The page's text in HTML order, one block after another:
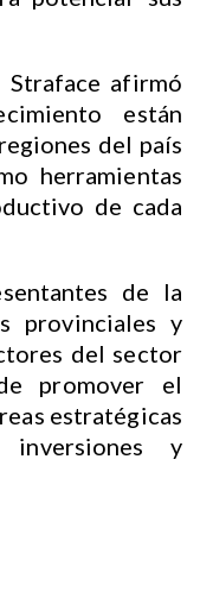
Straface afirmó
están
del país
herramientas
de cada
de la
provinciales y
del sector
promover el
estratégicas
inversiones y